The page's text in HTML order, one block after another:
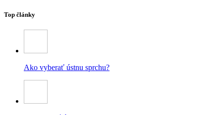
Top články
Ako vyberať ústnu sprchu?